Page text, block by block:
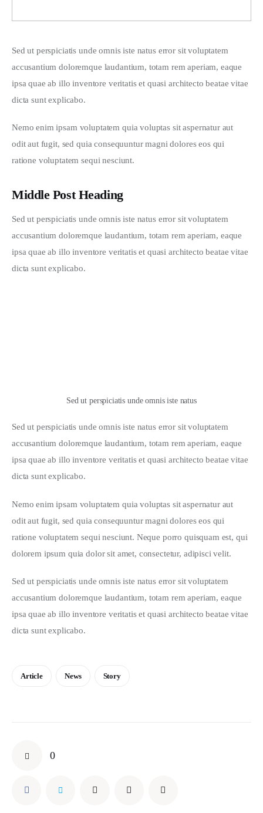
Sed ut perspiciatis unde omnis iste natus error sit voluptatem
accusantium doloremque laudantium, totam rem aperiam, eaque
ipsa quae ab illo inventore veritatis et quasi architecto beatae vitae
dicta sunt explicabo.
Nemo enim ipsam voluptatem quia voluptas sit aspernatur aut
odit aut fugit, sed quia consequuntur magni dolores eos qui
ratione voluptatem sequi nesciunt.
Middle Post Heading
Sed ut perspiciatis unde omnis iste natus error sit voluptatem
accusantium doloremque laudantium, totam rem aperiam, eaque
ipsa quae ab illo inventore veritatis et quasi architecto beatae vitae
dicta sunt explicabo.
Sed ut perspiciatis unde omnis iste natus
Sed ut perspiciatis unde omnis iste natus error sit voluptatem
accusantium doloremque laudantium, totam rem aperiam, eaque
ipsa quae ab illo inventore veritatis et quasi architecto beatae vitae
dicta sunt explicabo.
Nemo enim ipsam voluptatem quia voluptas sit aspernatur aut
odit aut fugit, sed quia consequuntur magni dolores eos qui
ratione voluptatem sequi nesciunt. Neque porro quisquam est, qui
dolorem ipsum quia dolor sit amet, consectetur, adipisci velit.
Sed ut perspiciatis unde omnis iste natus error sit voluptatem
accusantium doloremque laudantium, totam rem aperiam, eaque
ipsa quae ab illo inventore veritatis et quasi architecto beatae vitae
dicta sunt explicabo.
Article News Story
0